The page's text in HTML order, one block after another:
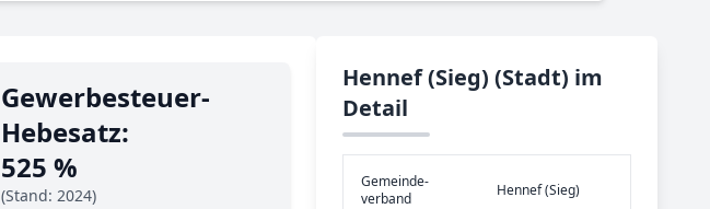
Gewerbe­steuer-
Hebe­satz:
525 %
(Stand: 2024)
Hennef (Sieg) (Stadt) im
Detail
Gemeinde­
verband
Hennef (Sieg)